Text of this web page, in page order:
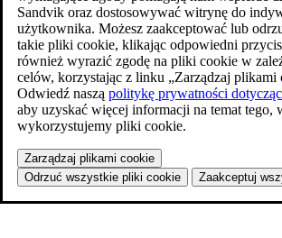
Sandvik oraz dostosowywać witrynę do
użytkownika. Możesz zaakceptować lub
takie pliki cookie, klikając odpowiedni
również wyrazić zgodę na pliki cookie w
celów, korzystając z linku „Zarządzaj plikami
Odwiedź naszą politykę prywatności
aby uzyskać więcej informacji na temat tego,
wykorzystujemy pliki cookie.
Zarządzaj plikami cookie
Odrzuć wszystkie pliki cookie
Zaakceptuj